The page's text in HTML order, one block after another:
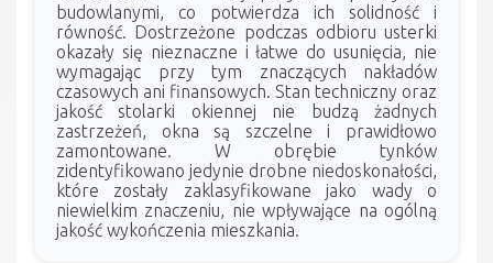
budowlanymi, co potwierdza ich solidność i
równość. Dostrzeżone podczas odbioru usterki
okazały się nieznaczne i łatwe do usunięcia, nie
wymagając przy tym znaczących nakładów
czasowych ani finansowych. Stan techniczny oraz
jakość stolarki okiennej nie budzą żadnych
zastrzeżeń, okna są szczelne i prawidłowo
zamontowane. W obrębie tynków
zidentyfikowano jedynie drobne niedoskonałości,
które zostały zaklasyfikowane jako wady o
niewielkim znaczeniu, nie wpływające na ogólną
jakość wykończenia mieszkania.